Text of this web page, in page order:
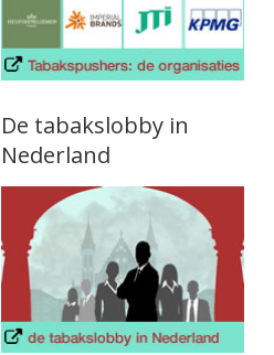
De tabakslobby in
Nederland